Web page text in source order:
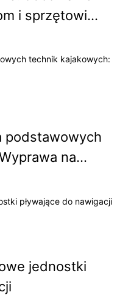
i sprzętowi
podstawowych
na
jednostki